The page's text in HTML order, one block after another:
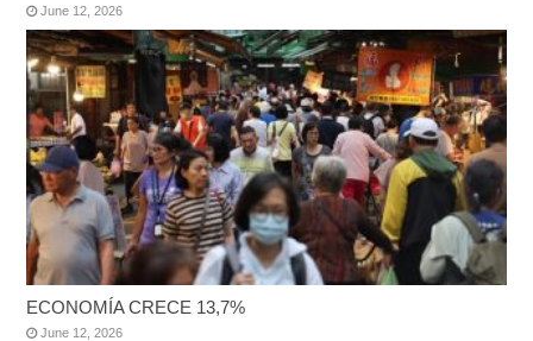
June 12, 2026
ECONOMÍA CRECE 13,7%
June 12, 2026